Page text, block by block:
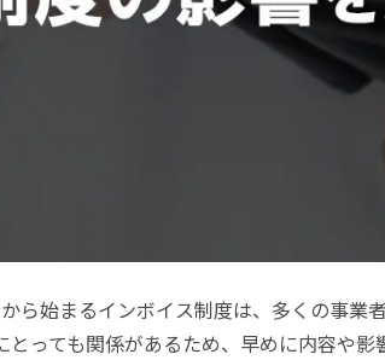
ら始まるインボイス制度は、多くの事業
っても関係があるため、早めに内容や影